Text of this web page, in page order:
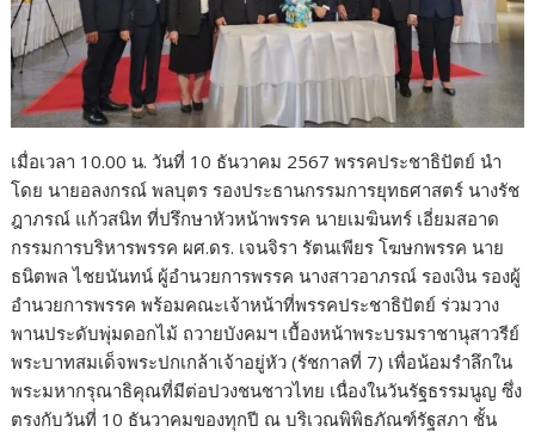
เมื่อเวลา 10.00 น. วันที่ 10 ธันวาคม 2567 พรรคประชาธิปัตย์ นำ
โดย นายอลงกรณ์ พลบุตร รองประธานกรรมการยุทธศาสตร์ นางรัช
ฎาภรณ์ แก้วสนิท ที่ปรึกษาหัวหน้าพรรค นายเมฆินทร์ เอี่ยมสอาด
กรรมการบริหารพรรค ผศ.ดร. เจนจิรา รัตนเพียร โฆษกพรรค นาย
ธนิตพล ไชยนันทน์ ผู้อำนวยการพรรค นางสาวอาภรณ์ รองเงิน รองผู้
อำนวยการพรรค พร้อมคณะเจ้าหน้าที่พรรคประชาธิปัตย์ ร่วมวาง
พานประดับพุ่มดอกไม้ ถวายบังคมฯ เบื้องหน้าพระบรมราชานุสาวรีย์
พระบาทสมเด็จพระปกเกล้าเจ้าอยู่หัว (รัชกาลที่ 7) เพื่อน้อมรำลึกใน
พระมหากรุณาธิคุณที่มีต่อปวงชนชาวไทย เนื่องในวันรัฐธรรมนูญ ซึ่ง
ตรงกับวันที่ 10 ธันวาคมของทุกปี ณ บริเวณพิพิธภัณฑ์รัฐสภา ชั้น